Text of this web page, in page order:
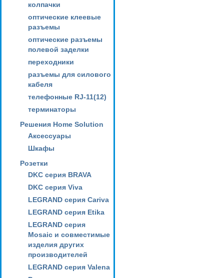
колпачки
оптические клеевые
разъемы
оптические разъемы
полевой заделки
переходники
разъемы для силового
кабеля
телефонные RJ-11(12)
терминаторы
Решения Home Solution
Аксессуары
Шкафы
Розетки
DKC серия BRAVA
DKC серия Viva
LEGRAND серия Cariva
LEGRAND серия Etika
LEGRAND серия
Mosaic и совместимые
изделия других
производителей
LEGRAND серия Valena